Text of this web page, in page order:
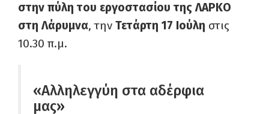
στην πύλη του εργοστασίου της ΛΑΡΚΟ
στη Λάρυμνα, την Τετάρτη 17 Ιούλη στις
10.30 π.μ.
«Αλληλεγγύη στα αδέρφια
μας»